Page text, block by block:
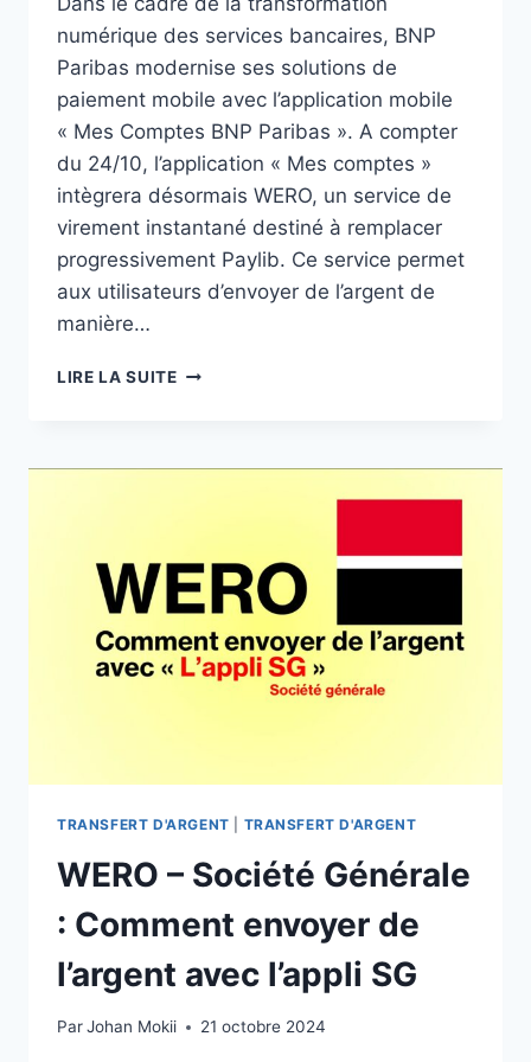
numérique des services bancaires, BNP
Paribas modernise ses solutions de
paiement mobile avec l’application mobile
« Mes Comptes BNP Paribas ». A compter
du 24/10, l’application « Mes comptes »
intègrera désormais WERO, un service de
virement instantané destiné à remplacer
progressivement Paylib. Ce service permet
aux utilisateurs d’envoyer de l’argent de
manière…
LIRE LA SUITEWERO
ENVOYER
L’APPLI
MOBILE
BNP
PARIBAS
TRANSFERT D'ARGENT TRANSFERT D'ARGENT
WERO – Société Générale
: Comment envoyer de
l’argent avec l’appli SG
ParJohan Mokii 21 octobre 2024